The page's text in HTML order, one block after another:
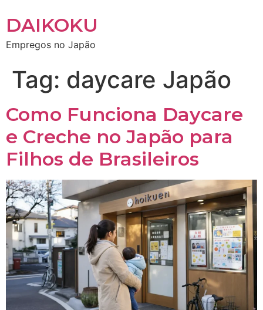
DAIKOKU
Empregos no Japão
Tag: daycare Japão
Como Funciona Daycare
e Creche no Japão para
Filhos de Brasileiros